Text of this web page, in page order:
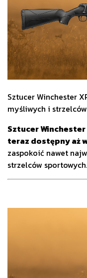
Sztucer Winchester
myśliwych i
Sztucer
teraz dostępny aż
zaspokoić nawet
strzelców sportowych.